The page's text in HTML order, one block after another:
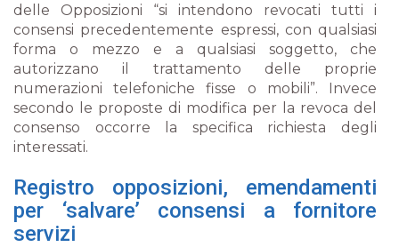
delle Opposizioni “si intendono revocati tutti i
consensi precedentemente espressi, con qualsiasi
forma o mezzo e a qualsiasi soggetto, che
autorizzano il trattamento delle proprie
numerazioni telefoniche fisse o mobili”. Invece
secondo le proposte di modifica per la revoca del
consenso occorre la specifica richiesta degli
interessati.
Registro opposizioni, emendamenti
per ‘salvare’ consensi a fornitore
servizi